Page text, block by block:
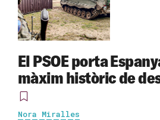
El PSOE porta
màxim històric de
Nora Miralles